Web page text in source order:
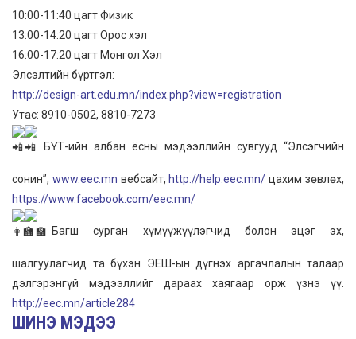
10:00-11:40 цагт Физик
13:00-14:20 цагт Орос хэл
16:00-17:20 цагт Монгол Хэл
Элсэлтийн бүртгэл:
http://design-art.edu.mn/index.php?view=registration
Утас: 8910-0502, 8810-7273
БҮТ-ийн албан ёсны мэдээллийн сувгууд “Элсэгчийн
сонин”, www.eec.mn вебсайт, http://help.eec.mn/ цахим зөвлөх,
https://www.facebook.com/eec.mn/
Багш сурган хүмүүжүүлэгчид болон эцэг эх,
шалгуулагчид та бүхэн ЭЕШ-ын дүгнэх аргачлалын талаар
дэлгэрэнгүй мэдээллийг дараах хаягаар орж үзнэ үү.
http://eec.mn/article284
ШИНЭ МЭДЭЭ